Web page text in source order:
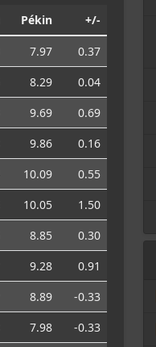
Pékin +/-
7.97
0.37
8.29
0.04
9.69
0.69
9.86
0.16
10.09
0.55
10.05
1.50
8.85
0.30
9.28
0.91
8.89
-0.33
7.98
-0.33